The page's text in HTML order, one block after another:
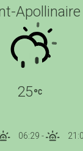
Apollinaire
25
06:29 -